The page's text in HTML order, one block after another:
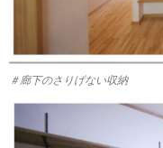
＃廊下のさりげない収納